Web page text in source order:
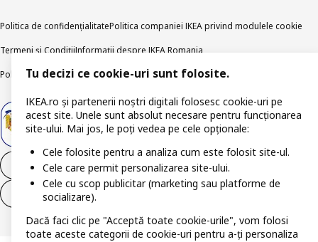
Politica de confidențialitatePolitica companiei IKEA privind modulele cookie
Termeni și CondițiiInformații despre IKEA Romania
Politica de publicare responsabilăAccesibilitatea digitală
Retrage-te din contract
Retrage-te din contract (servicii)
Tu decizi ce cookie-uri sunt folosite.
IKEA.ro și partenerii noștri digitali folosesc cookie-uri pe
acest site. Unele sunt absolut necesare pentru funcționarea
site-ului. Mai jos, le poți vedea pe cele opționale:
Cele folosite pentru a analiza cum este folosit site-ul.
Cele care permit personalizarea site-ului.
Cele cu scop publicitar (marketing sau platforme de
socializare).
Dacă faci clic pe "Acceptă toate cookie-urile", vom folosi
toate aceste categorii de cookie-uri pentru a-ți personaliza